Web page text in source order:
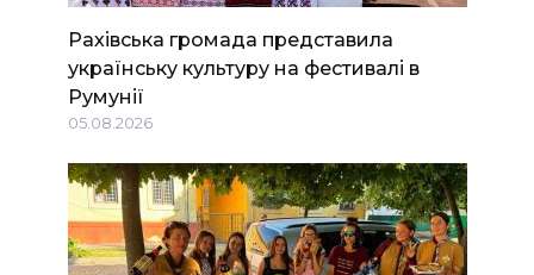
Рахівська громада представила
українську культуру на фестивалі в
Румунії
05.08.2026